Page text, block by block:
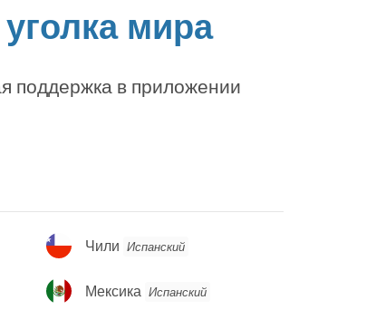
мира
поддержка в приложении
Чили
Чили Испанский
Мексика
Мексика Испанский